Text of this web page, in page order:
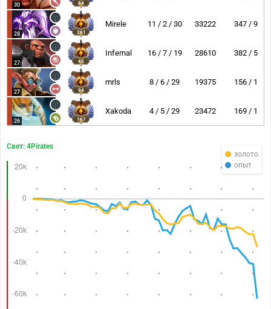
30 84
28 261
Mirele 11 / 2 / 30 33222 347 / 9
27 45
Infernal 16 / 7 / 19 28610 382 / 5
27 94
mrls 8 / 6 / 29 19375 156 / 1
26 167
Xakoda 4 / 5 / 29 23472 169 / 1
золото
опыт
Свет: 4Pirates